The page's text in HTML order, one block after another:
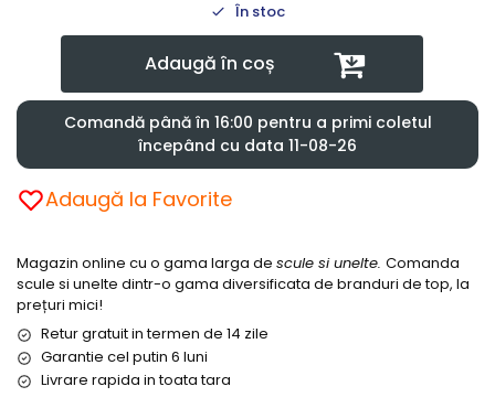
În stoc
Adaugă în coș
Comandă până în 16:00 pentru a primi coletul
începând cu data 11-08-26
Adaugă la Favorite
Magazin online cu o gama larga de scule si unelte. Comanda
scule si unelte dintr-o gama diversificata de branduri de top, la
prețuri mici!
Retur gratuit in termen de 14 zile
Garantie cel putin 6 luni
Livrare rapida in toata tara